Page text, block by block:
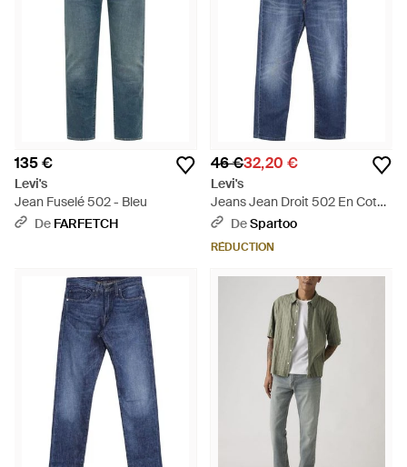
135 €
Levi's
Jean Fuselé 502 - Bleu
De FARFETCH
46 €32,20 €
Levi's
Jeans Jean Droit 502 En Coton
- Bleu
DeSpartoo
RÉDUCTION